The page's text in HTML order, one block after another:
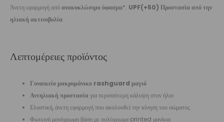
Άνετη εφαρμογή απόανακυκλώσιμο ύφασμα*. UPF(+50) Προστασία από την
ηλιακή ακτινοβολία.
Λεπτομέρειες προϊόντος
Γυναικείο μακρυμάνικο rashguard μαγιό
Αντηλιακή προστασίαγια περισσότερη κάλυψη στον ήλιο
Ελαστική, άνετη εφαρμογή που ακολουθεί την κίνηση του σώματος
Φωτεινή μονόχρωμη βάση με πολύχρωμα printed μανίκια